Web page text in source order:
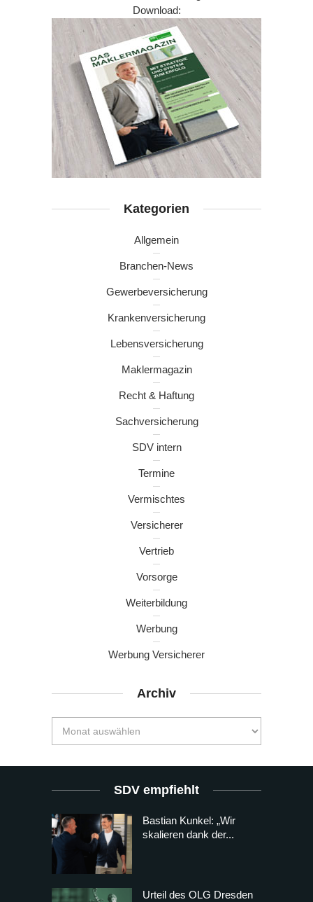
Download:
Kategorien
Allgemein
Branchen-News
Gewerbeversicherung
Krankenversicherung
Lebensversicherung
Maklermagazin
Recht & Haftung
Sachversicherung
SDV intern
Termine
Vermischtes
Versicherer
Vertrieb
Vorsorge
Weiterbildung
Werbung
Werbung Versicherer
Archiv
SDV empfiehlt
Bastian Kunkel: „Wir
skalieren dank der...
Urteil des OLG Dresden